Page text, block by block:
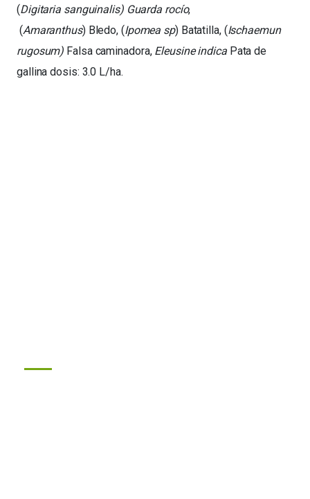
(Digitaria sanguinalis) Guarda rocío,
(Amaranthus) Bledo, (Ipomea sp) Batatilla, (Ischaemun
rugosum) Falsa caminadora, Eleusine indica Pata de
gallina dosis: 3.0 L/ha.